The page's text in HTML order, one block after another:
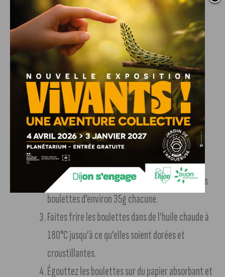
Huile de tournesol pour la friture
Recette de la première version
Dans un bol, mélangez la viande hachée, le
Parmigiano Reggiano, la mie de pain, les jaunes
d’œufs, les œufs entiers, l’ail haché, la noix de
muscade, le poivre et le sel jusqu’à obtenir une
pâte homogène et moelleuse. Ajoutez un peu
d’eau si elle est trop sèche.
Avec les mains légèrement humides, formez des
boulettes d’environ 35g chacune.
Faites frire les boulettes dans de l’huile chaude à
180°C jusqu’à ce qu’elles soient dorées et
croustillantes.
Égouttez les boulettes sur du papier absorbant et